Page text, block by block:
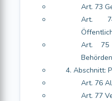
Art. 73
Art.
Art. 75
Behörden
4. Abschnitt:
Art. 76
Art. 77